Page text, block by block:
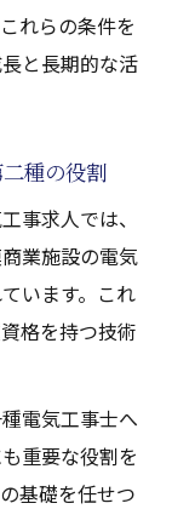
工事職選び
ャリア形成
職を選ぶポ
の条件とは
える成長戦
く環境づ
まとめ
選び方とは
れらの条件を
と長期的な活
種の役割
事求人では、
業施設の電気
います。これ
格を持つ技術
電気工事士へ
重要な役割を
基礎を任せつ